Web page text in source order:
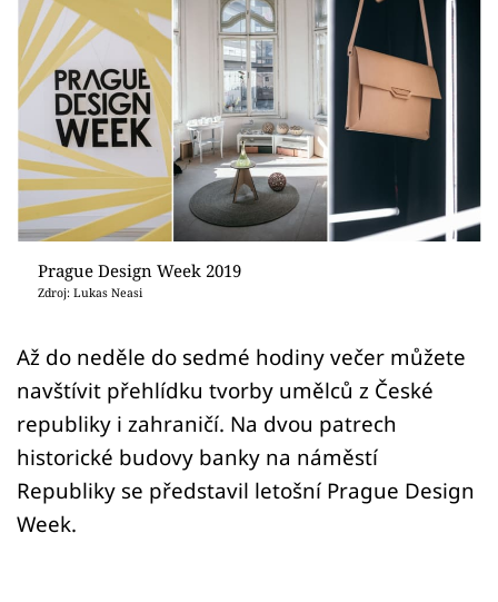
Design
Sledujte prima+
Přihlášení
Sledujte nás
Prague Design Week 2019
Zdroj: Lukas Neasi
Až do neděle do sedmé hodiny večer můžete
navštívit přehlídku tvorby umělců z České
republiky i zahraničí. Na dvou patrech
historické budovy banky na náměstí
Republiky se představil letošní Prague Design
Week.